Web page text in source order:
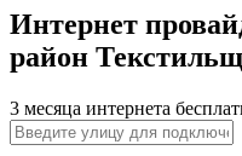
Интернет
район
3 месяца интернета